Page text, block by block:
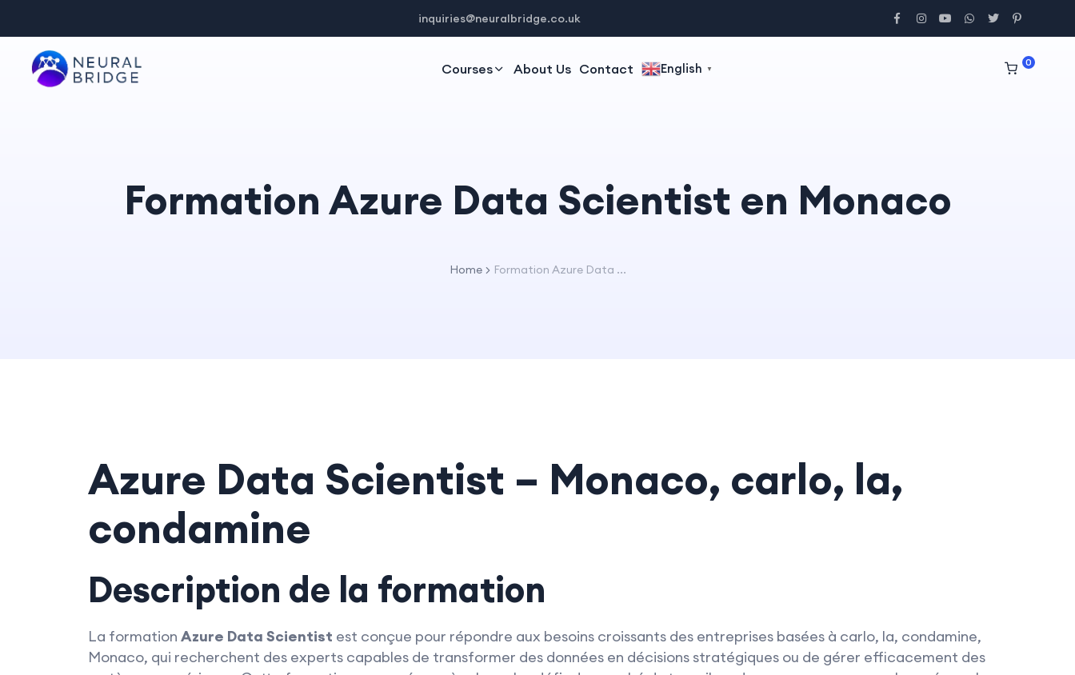
inquiries@neuralbridge.co.uk
Courses About Us Contact English ▼
0
Formation Azure Data Scientist en Monaco
Home Formation Azure Data ...
Azure Data Scientist – Monaco, carlo, la,
condamine
Description de la formation
La formation Azure Data Scientist est conçue pour répondre aux besoins croissants des entreprises basées à carlo, la, condamine,
Monaco, qui recherchent des experts capables de transformer des données en décisions stratégiques ou de gérer efficacement des